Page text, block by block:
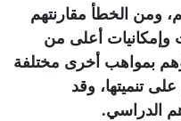
ومن الخطأ مقارنتهم
وإمكانيات أعلى من
بمواهب أخرى مختلفة
تنميتها، وقد
الدراسي.